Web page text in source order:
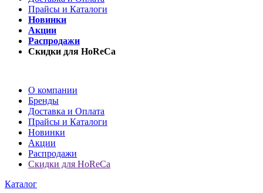
Прайсы и Каталоги
Новинки
Акции
Распродажи
Скидки для HoReCa
О компании
Бренды
Доставка и Оплата
Прайсы и Каталоги
Новинки
Акции
Распродажи
Скидки для HoReCa
Каталог